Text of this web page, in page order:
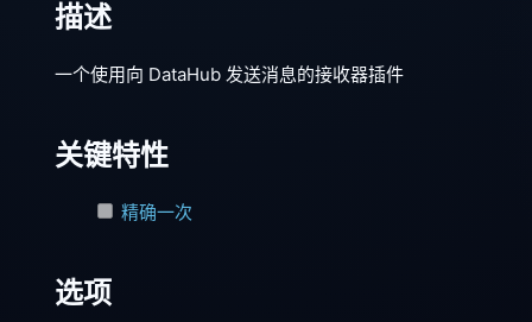
描述
一个使用向 DataHub 发送消息的接收器插件
关键特性
精确一次
选项